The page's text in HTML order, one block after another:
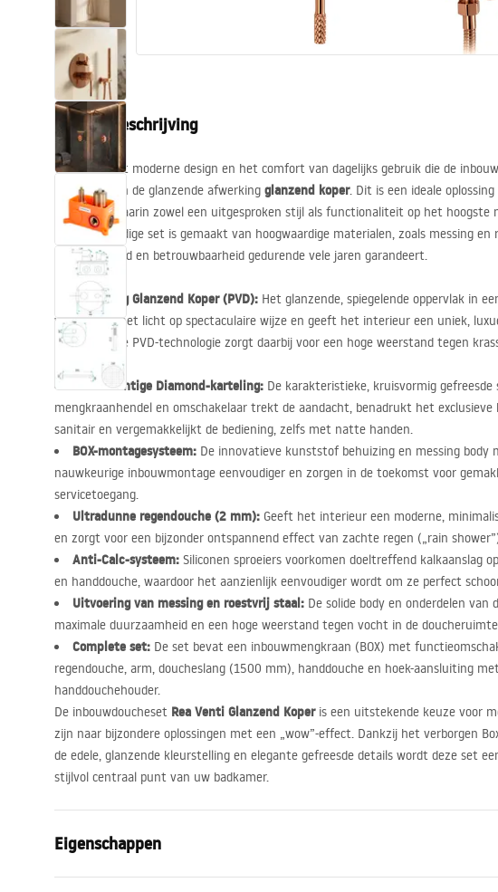
Keuken
Badkameraccessoires
Productbeschrijving
Waardeer het moderne design en het comfort van dagelijks gebruik die de
Ventibiedt in de glanzende afwerking glanzend koper. Dit is een ideale
badkamer, waarin zowel een uitgesproken stijl als functionaliteit op het hoogste
zijn. De volledige set is gemaakt van hoogwaardige materialen, zoals messing
duurzaamheid en betrouwbaarheid gedurende vele jaren garandeert.
Afwerking Glanzend Koper (PVD): Het glanzende, spiegelende oppervlak in
weerkaatst het licht op spectaculaire wijze en geeft het interieur een uniek,
geavanceerde PVD-technologie zorgt daarbij voor een hoge weerstand tegen
en corrosie.
Juweelachtige Diamond-karteling: De karakteristieke, kruisvormig
mengkraanhendel en omschakelaar trekt de aandacht, benadrukt het
sanitair en vergemakkelijkt de bediening, zelfs met natte handen.
BOX-montagesysteem: De innovatieve kunststof behuizing en messing body
nauwkeurige inbouwmontage eenvoudiger en zorgen in de toekomst voor
servicetoegang.
Ultradunne regendouche (2 mm): Geeft het interieur een moderne,
en zorgt voor een bijzonder ontspannend effect van zachte regen („rain
Anti-Calc-systeem: Siliconen sproeiers voorkomen doeltreffend kalkaanslag
en handdouche, waardoor het aanzienlijk eenvoudiger wordt om ze perfect
Uitvoering van messing en roestvrij staal: De solide body en onderdelen van
maximale duurzaamheid en een hoge weerstand tegen vocht in de
Complete set: De set bevat een inbouwmengkraan (BOX) met
regendouche, arm, doucheslang (1500 mm), handdouche en hoek-aansluiting
handdouchehouder.
De inbouwdoucheset Rea Venti Glanzend Koperis een uitstekende keuze voor
zijn naar bijzondere oplossingen met een „wow”-effect. Dankzij het verborgen
de edele, glanzende kleurstelling en elegante gefreesde details wordt deze set
stijlvol centraal punt van uw badkamer.
Eigenschappen